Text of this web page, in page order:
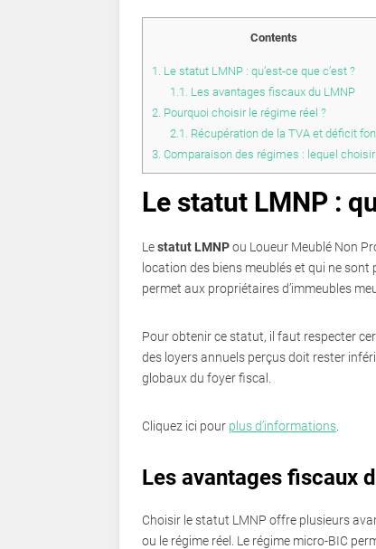
Contents
1. Le statut LMNP : qu’est-ce que c’est ?
1.1. Les avantages fiscaux du LMNP
2. Pourquoi choisir le régime réel ?
2.1. Récupération de la TVA et déficit
3. Comparaison des régimes : lequel choisir
Le statut LMNP :
Lestatut LMNPou Loueur Meublé Non
location des biens meublés et qui ne
permet aux propriétaires d’immeubles
Pour obtenir ce statut, il faut respecter
des loyers annuels perçus doit rester
globaux du foyer fiscal.
Cliquez ici pour plus d’informations
Les avantages fiscaux
Choisir le statut LMNP offre plusieurs
ou le régime réel. Le régime micro-BIC